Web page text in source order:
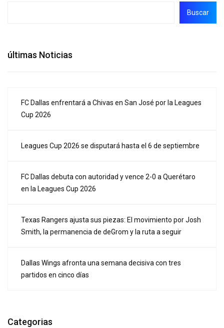
Buscar
últimas Noticias
FC Dallas enfrentará a Chivas en San José por la Leagues
Cup 2026
Leagues Cup 2026 se disputará hasta el 6 de septiembre
FC Dallas debuta con autoridad y vence 2-0 a Querétaro
en la Leagues Cup 2026
Texas Rangers ajusta sus piezas: El movimiento por Josh
Smith, la permanencia de deGrom y la ruta a seguir
Dallas Wings afronta una semana decisiva con tres
partidos en cinco días
Categorias